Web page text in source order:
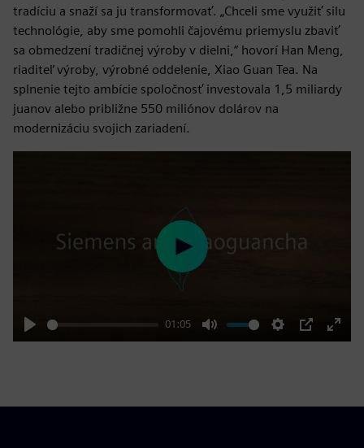
tradíciu a snaží sa ju transformovať. „Chceli sme využiť silu
technológie, aby sme pomohli čajovému priemyslu zbaviť
sa obmedzení tradičnej výroby v dielni,“ hovorí Han Meng,
riaditeľ výroby, výrobné oddelenie, Xiao Guan Tea. Na
splnenie tejto ambície spoločnosť investovala 1,5 miliardy
juanov alebo približne 550 miliónov dolárov na
modernizáciu svojich zariadení.
Play
01:05
Mute Settings
PIP
Enter
Play